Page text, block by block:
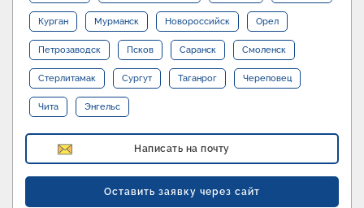
Курган Мурманск Новороссийск Орел
Петрозаводск Псков Саранск Смоленск
Стерлитамак Сургут Таганрог Череповец
Чита Энгельс
Написать на почту
Оставить заявку через сайт